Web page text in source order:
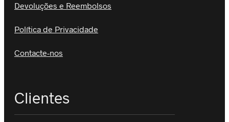
Devoluções e Reembolsos
Política de Privacidade
Contacte-nos
Clientes